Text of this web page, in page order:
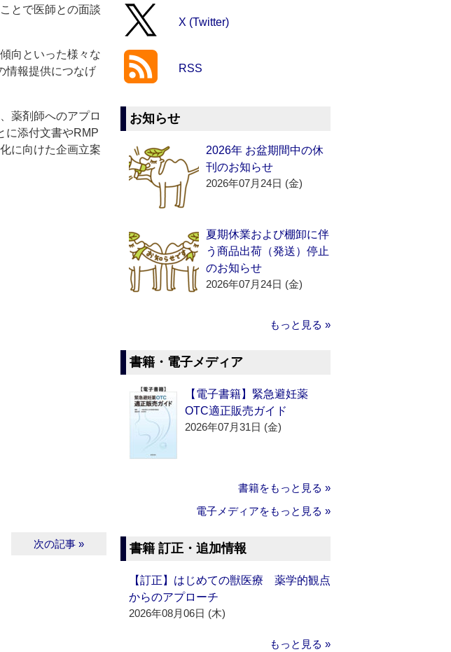
とで医師との面談
向といった様々な
情報提供につなげ
薬剤師へのアプロ
に添付文書やRMP
に向けた企画立案
次の記事 »
X (Twitter)
RSS
お知らせ
2026年 お盆期間中の休
刊のお知らせ
2026年07月24日 (金)
夏期休業および棚卸に伴
う商品出荷（発送）停止
のお知らせ
2026年07月24日 (金)
もっと見る »
書籍・電子メディア
【電子書籍】緊急避妊薬
OTC適正販売ガイド
2026年07月31日 (金)
書籍をもっと見る »
電子メディアをもっと見る »
書籍 訂正・追加情報
【訂正】はじめての獣医療 薬学的観点
からのアプローチ
2026年08月06日 (木)
もっと見る »